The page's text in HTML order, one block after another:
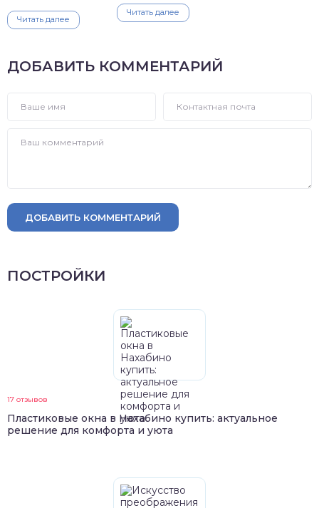
Читать далее
Читать далее
ДОБАВИТЬ КОММЕНТАРИЙ
ДОБАВИТЬ КОММЕНТАРИЙ
ПОСТРОЙКИ
17 отзывов
Пластиковые окна в Нахабино купить: актуальное
решение для комфорта и уюта